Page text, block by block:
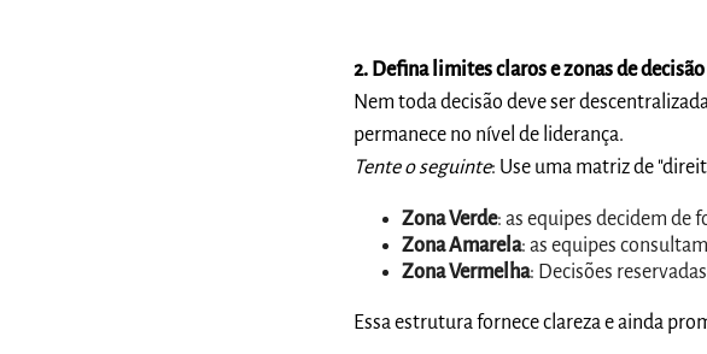
2. Defina limites claros e zonas de decisão
Nem toda decisão deve ser
permanece no nível de liderança.
Tente o seguinte: Use uma matriz de
Zona Verde: as equipes decidem de
Zona Amarela: as equipes
Zona Vermelha: Decisões
Essa estrutura fornece clareza e ainda